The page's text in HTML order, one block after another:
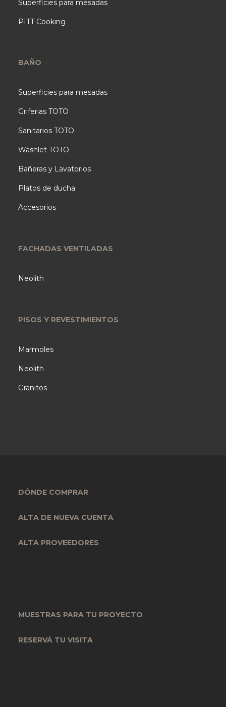
Superficies para mesadas
PITT Cooking
BAÑO
Superficies para mesadas
Griferias TOTO
Sanitarios TOTO
Washlet TOTO
Bañeras y Lavatorios
Platos de ducha
Accesorios
FACHADAS VENTILADAS
Neolith
PISOS Y REVESTIMIENTOS
Marmoles
Neolith
Granitos
DÓNDE COMPRAR
ALTA DE NUEVA CUENTA
ALTA PROVEEDORES
MUESTRAS PARA TU PROYECTO
RESERVÁ TU VISITA